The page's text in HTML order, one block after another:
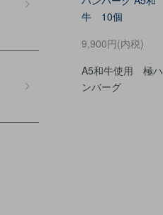
牛 10個
9,900円(内税)
A5和牛使用 極ハ
ンバーグ